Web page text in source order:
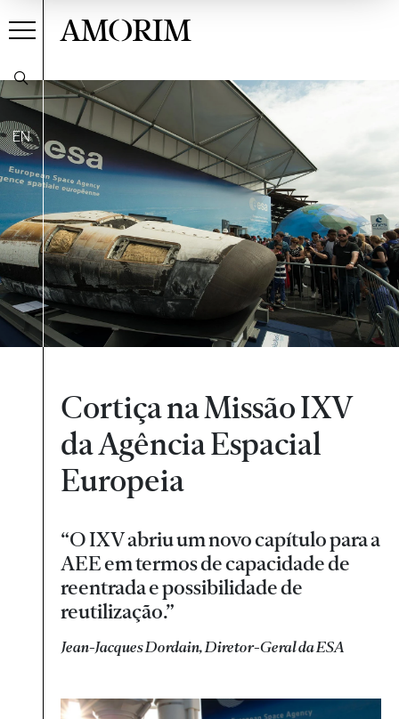
EN
AMORIM
Cortiça na Missão IXV
da Agência Espacial
Europeia
“O IXV abriu um novo capítulo para a
AEE em termos de capacidade de
reentrada e possibilidade de
reutilização.”
Jean-Jacques Dordain, Diretor-Geral da ESA